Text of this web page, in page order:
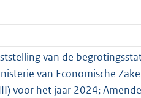
van de
van Economische
voor het jaar 2024;